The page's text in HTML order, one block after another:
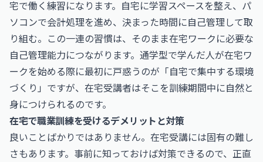
宅で働く練習になります。自宅に学習スペースを整え、パ
ソコンで会計処理を進め、決まった時間に自己管理して取
り組む。この一連の習慣は、そのまま在宅ワークに必要な
自己管理能力につながります。通学型で学んだ人が在宅ワ
ークを始める際に最初に戸惑うのが「自宅で集中する環境
づくり」ですが、在宅受講者はそこを訓練期間中に自然と
身につけられるのです。
在宅で職業訓練を受けるデメリットと対策
良いことばかりではありません。在宅受講には固有の難し
さもあります。事前に知っておけば対策できるので、正直